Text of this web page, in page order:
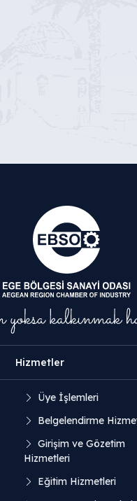
Hizmetler
Üye İşlemleri
Belgelendirme
Girişim ve Gözetim
Hizmetleri
Eğitim Hizmetleri